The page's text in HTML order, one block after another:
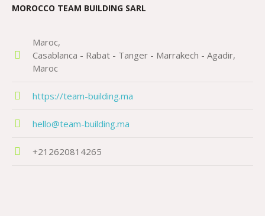
MOROCCO TEAM BUILDING SARL
Maroc
Casablanca - Rabat - Tanger - Marrakech - Agadir
Maroc
https://team-building.ma
hello@team-building.ma
+212620814265